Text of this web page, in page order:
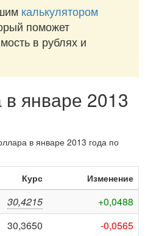
калькулятором
поможет
в рублях и
январе 2013
в январе 2013 года по
Курс Изменение
30,4215
+0,0488
30,3650
-0,0565